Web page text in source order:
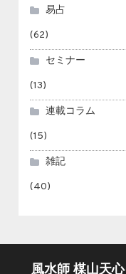
易占
(62)
セミナー
(13)
連載コラム
(15)
雑記
(40)
風水師 楳山天心